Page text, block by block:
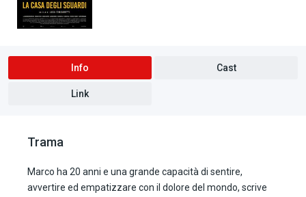
Info Cast
Link
Trama
Marco ha 20 anni e una grande capacità di sentire,
avvertire ed empatizzare con il dolore del mondo, scrive